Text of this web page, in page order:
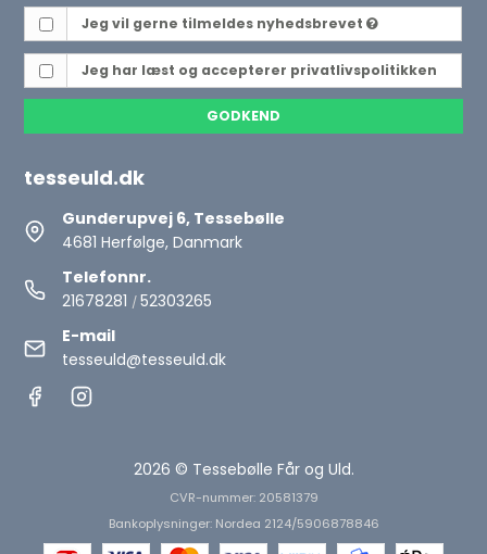
Jeg vil gerne tilmeldes nyhedsbrevet
Jeg har læst og accepterer privatlivspolitikken
GODKEND
tesseuld.dk
Gunderupvej 6, Tessebølle
4681 Herfølge, Danmark
Telefonnr.
21678281 /52303265
E-mail
tesseuld@tesseuld.dk
2026 © Tessebølle Får og Uld.
CVR-nummer: 20581379
Bankoplysninger: Nordea 2124/5906878846